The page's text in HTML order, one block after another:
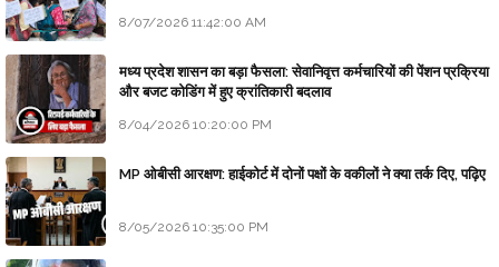
8/07/2026 11:42:00 AM
मध्य प्रदेश शासन का बड़ा फैसला: सेवानिवृत्त कर्मचारियों की पेंशन प्रक्रिया
और बजट कोडिंग में हुए क्रांतिकारी बदलाव
8/04/2026 10:20:00 PM
MP ओबीसी आरक्षण: हाईकोर्ट में दोनों पक्षों के वकीलों ने क्या तर्क दिए, पढ़िए
8/05/2026 10:35:00 PM